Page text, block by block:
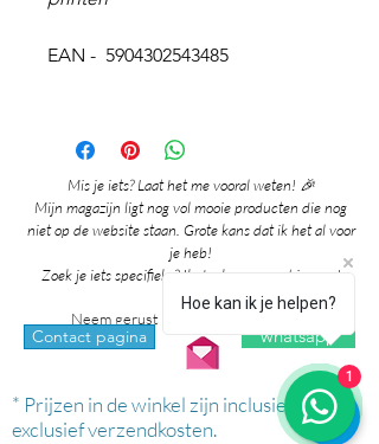
EAN - 5904302543485
Mis je iets? Laat het me vooral weten! 🎉
Mijn magazijn ligt nog vol mooie producten die nog
niet op de website staan. Grote kans dat ik het al voor
je heb!
Zoek je iets specifieks? Ik denk graag met je mee!
Neem gerust contact met me op via:
Contact pagina whatsapp
* Prijzen in de winkel zijn inclusief btw en
exclusief verzendkosten.
Hoe kan ik je helpen?
1